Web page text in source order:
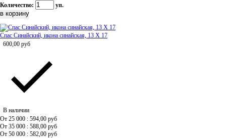
Количество: уп.
Спас Синайский, икона синайская, 13 Х 17
600,00 руб
В наличии
От 25 000 : 594,00 руб
От 35 000 : 588,00 руб
От 50 000 : 582,00 руб